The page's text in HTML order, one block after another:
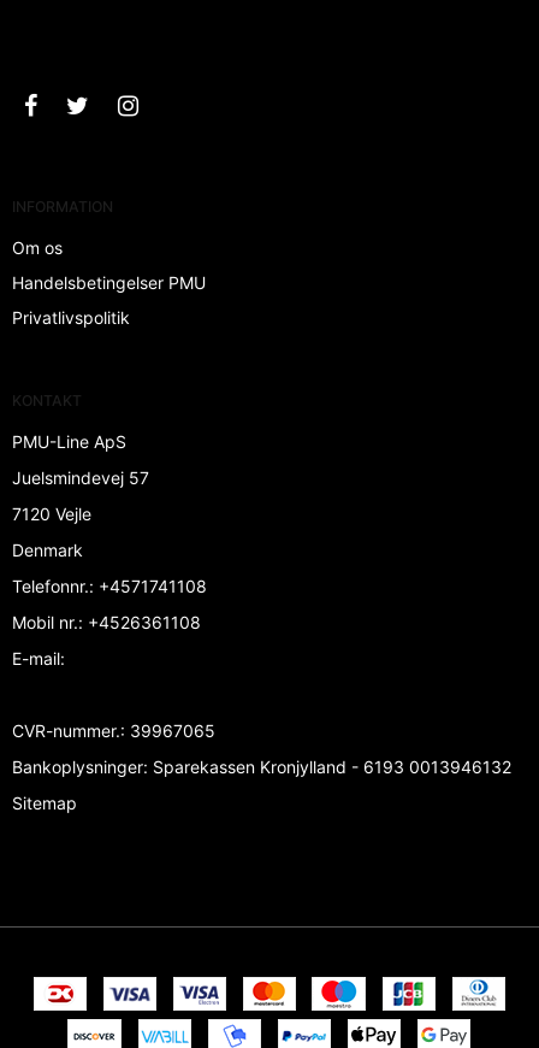
INFORMATION
Om os
Handelsbetingelser PMU
Privatlivspolitik
KONTAKT
PMU-Line ApS
Juelsmindevej 57
7120 Vejle
Denmark
Telefonnr.: +4571741108
Mobil nr.: +4526361108
E-mail:
CVR-nummer.: 39967065
Bankoplysninger: Sparekassen Kronjylland - 6193 0013946132
Sitemap